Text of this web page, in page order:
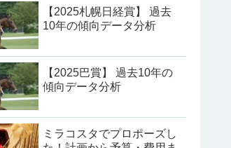
【2025札幌日経賞】 過去
10年の傾向データ分析
【2025巴賞】 過去10年の
傾向データ分析
ミラコスタでプロポーズし